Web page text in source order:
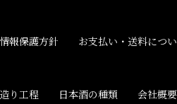
報保護方針 お支払い・送料につ
り工程 日本酒の種類 会社概要